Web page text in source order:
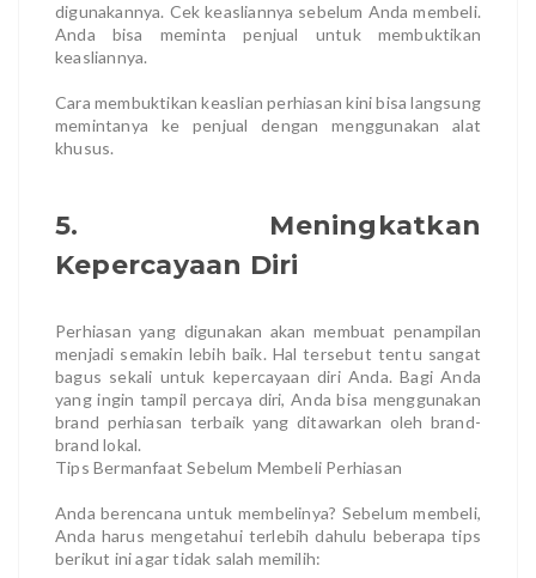
digunakannya. Cek keasliannya sebelum Anda membeli.
Anda bisa meminta penjual untuk membuktikan
keasliannya.
Cara membuktikan keaslian perhiasan kini bisa langsung
memintanya ke penjual dengan menggunakan alat
khusus.
5. Meningkatkan
Kepercayaan Diri
Perhiasan yang digunakan akan membuat penampilan
menjadi semakin lebih baik. Hal tersebut tentu sangat
bagus sekali untuk kepercayaan diri Anda. Bagi Anda
yang ingin tampil percaya diri, Anda bisa menggunakan
brand perhiasan terbaik yang ditawarkan oleh brand-
brand lokal.
Tips Bermanfaat Sebelum Membeli Perhiasan
Anda berencana untuk membelinya? Sebelum membeli,
Anda harus mengetahui terlebih dahulu beberapa tips
berikut ini agar tidak salah memilih: